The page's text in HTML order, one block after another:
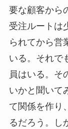
要な顧客から
受注ルートは
られてから営
いる。それで
員はいる。そ
いかと聞いて
て関係を作り
るだろう。し